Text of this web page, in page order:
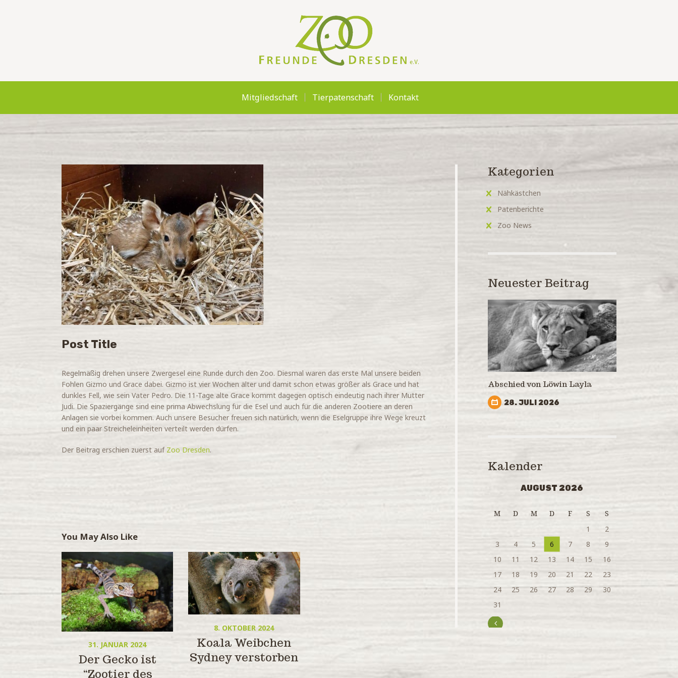
Mitgliedschaft Tierpatenschaft Kontakt
MITGLIEDSCHAFT
TIERPATENSCHAFT
KONTAKT
Post Title
Regelmäßig drehen unsere Zwergesel eine Runde durch den Zoo. Diesmal waren das erste Mal unsere beiden
Fohlen Gizmo und Grace dabei. Gizmo ist vier Wochen älter und damit schon etwas größer als Grace und hat
dunkles Fell, wie sein Vater Pedro. Die 11-Tage alte Grace kommt dagegen optisch eindeutig nach ihrer Mutter
Judi. Die Spaziergänge sind eine prima Abwechslung für die Esel und auch für die anderen Zootiere an deren
Anlagen sie vorbei kommen. Auch unsere Besucher freuen sich natürlich, wenn die Eselgruppe ihre Wege kreuzt
und ein paar Streicheleinheiten verteilt werden dürfen.
Der Beitrag erschien zuerst auf Zoo Dresden.
You May Also Like
31. JANUAR 2024
Der Gecko ist
“Zootier des
8. OKTOBER 2024
Koala Weibchen
Sydney verstorben
Kategorien
Nähkästchen
Patenberichte
Zoo News
Neuester Beitrag
Abschied von Löwin Layla
28. JULI 2026
Kalender
AUGUST 2026
M D M D F S
S
1
2
3
4 5 6 7 8
9
10
11 12 13 14 15
16
17
18 19 20 21 22
23
24
25 26 27 28 29
30
31
« Juli